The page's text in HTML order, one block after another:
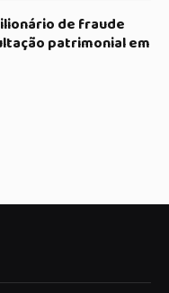
de fraude
patrimonial em